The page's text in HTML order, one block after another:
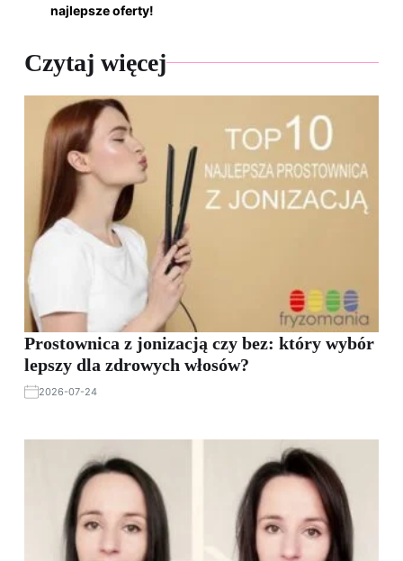
najlepsze oferty!
Czytaj więcej
Prostownica z jonizacją czy bez: który wybór
lepszy dla zdrowych włosów?
2026-07-24